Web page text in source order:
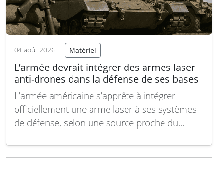
04 août 2026 Matériel
L’armée devrait intégrer des armes laser
anti-drones dans la défense de ses bases
L’armée américaine s’apprête à intégrer
officiellement une arme laser à ses systèmes
de défense, selon une source proche du
avancée majeure dans l’adoption des